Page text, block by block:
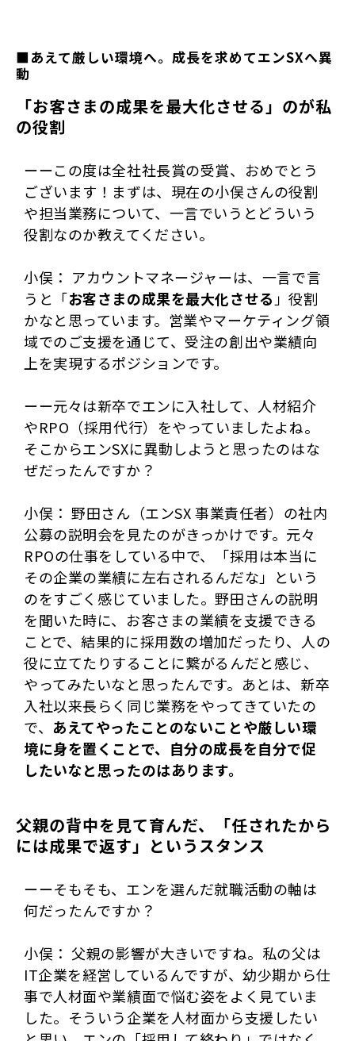
■あえて厳しい環境へ。成長を求めてエンSXへ異
動
「お客さまの成果を最大化させる」のが私
の役割
ーーこの度は全社社長賞の受賞、おめでとう
ございます！まずは、現在の小俣さんの役割
や担当業務について、一言でいうとどういう
役割なのか教えてください。
小俣： アカウントマネージャーは、一言で言
うと「お客さまの成果を最大化させる 」役割
かなと思っています。営業やマーケティング領
域でのご支援を通じて、受注の創出や業績向
上を実現するポジションです。
ーー元々は新卒でエンに入社して、人材紹介
やRPO（採用代行）をやっていましたよね。
そこからエンSXに異動しようと思ったのはな
ぜだったんですか？
小俣： 野田さん（エンSX 事業責任者）の社内
公募の説明会を見たのがきっかけです。元々
RPOの仕事をしている中で、「採用は本当に
その企業の業績に左右されるんだな」という
のをすごく感じていました。野田さんの説明
を聞いた時に、お客さまの業績を支援できる
ことで、結果的に採用数の増加だったり、人の
役に立てたりすることに繋がるんだと感じ、
やってみたいなと思ったんです。あとは、新卒
入社以来長らく同じ業務をやってきていたの
で、 あえてやったことのないことや厳しい環
境に身を置くことで、自分の成長を自分で促
したいなと思ったのはあります。
父親の背中を見て育んだ、「任されたから
には成果で返す」というスタンス
ーーそもそも、エンを選んだ就職活動の軸は
何だったんですか？
小俣： 父親の影響が大きいですね。私の父は
IT企業を経営しているんですが、幼少期から仕
事で人材面や業績面で悩む姿をよく見ていま
した。そういう企業を人材面から支援したい